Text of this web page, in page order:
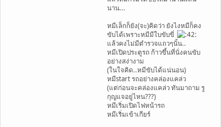
นาน...
หมีเล็กก็ยัง(จะ)คิดว่า ยังไงหมีก็คง
ขับได้เพราะหมีมีใบขับขี่
แล้วคงไม่มีตำรวจแถวๆนั้น..
หมีเปิดประตูรถ ก้าวขึ้นที่นั่งคนขับ
อย่างสง่างาม
(ในใจคิด..หมีขับได้แน่นอน)
หมีstart รถอย่างคล่องแคล่ว
(แต่ก่อนจะคล่องแคล่ว ทันมาถาม รู
กุญแจอยู่ไหน???)
หมีเริ่มเปิดไฟหน้ารถ
หมีเริ่มเข้าเกียร์